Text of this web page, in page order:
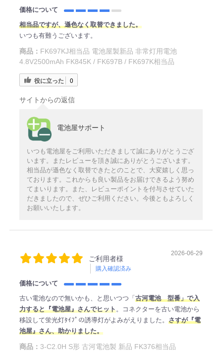
価格について
相当品ですが、遜色なく取替できました。
いつも有難うございます。
商品： FK697KJ相当品 電池屋製新品 非常灯用電池
4.8V2500mAh FK845K / FK697B / FK697K相当品
役に立った 0
サイトからの返信
電池屋サポート
いつも電池屋をご利用いただきまして誠にありがとうござ
います。またレビューを頂き誠にありがとうございます。
相当品が遜色なく取替できたとのことで、大変嬉しく思っ
ております。これからも良い製品をお届けできるよう努め
てまいります。また、レビューポイントを付与させていた
だきましたので、ぜひご利用ください。今後ともよろしく
お願いいたします。
ご利用者様
購入確認済み
2026-06-29
価格について
古い電池なので無いかも、と思いつつ「 古河電池 型番」で入
力すると『電池屋』さんでヒット。コネクターを古い電池から
移設して蛍光灯ﾀｲﾌﾟの誘導灯がよみがえりました。 さすが『電
池屋』さん、助かりました。
商品： 3-C2.0H S形 古河電池製 新品 FK376相当品